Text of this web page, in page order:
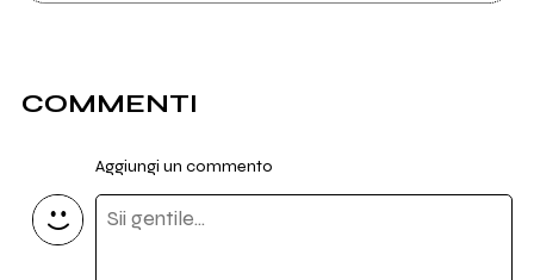
COMMENTI
Aggiungi un commento